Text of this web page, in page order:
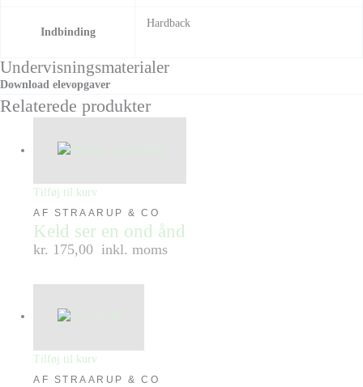
Indbinding
Hardback
Undervisningsmaterialer
Download elevopgaver
Relaterede produkter
Tilføj til kurv
AF STRAARUP & CO
Keld ser en ond ånd
kr. 175,00 inkl. moms
Tilføj til kurv
AF STRAARUP & CO